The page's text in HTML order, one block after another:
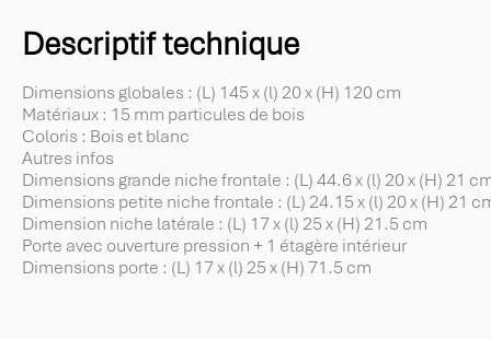
Descriptif technique
Dimensions globales : (L) 145 x (l) 20 x (H) 120 cm
Matériaux : 15 mm particules de bois
Coloris : Bois et blanc
Autres infos
Dimensions grande niche frontale : (L) 44.6 x (l) 20 x (H) 21
Dimensions petite niche frontale : (L) 24.15 x (l) 20 x (H) 21
Dimension niche latérale : (L) 17 x (l) 25 x (H) 21.5 cm
Porte avec ouverture pression + 1 étagère intérieur
Dimensions porte : (L) 17 x (l) 25 x (H) 71.5 cm